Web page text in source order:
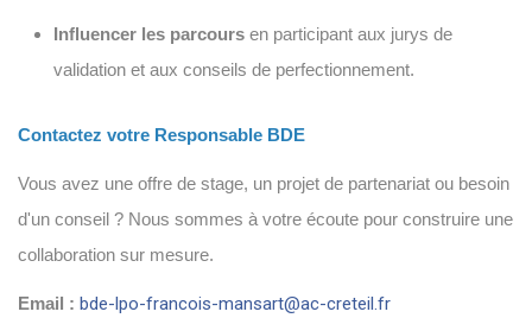
Influencer les parcours en participant aux jurys de
validation et aux conseils de perfectionnement.
Contactez votre Responsable BDE
Vous avez une offre de stage, un projet de partenariat ou besoin
d'un conseil ? Nous sommes à votre écoute pour construire une
collaboration sur mesure.
Email : bde-lpo-francois-mansart@ac-creteil.fr